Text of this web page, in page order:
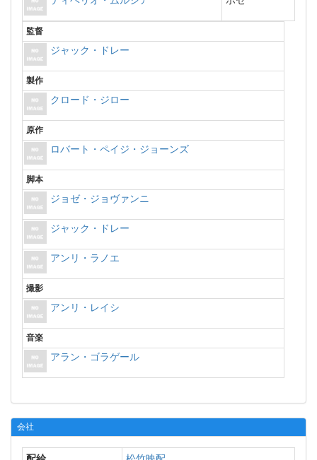
監督
ジャック・ドレー
製作
クロード・ジロー
原作
ロバート・ペイジ・ジョーンズ
脚本
ジョゼ・ジョヴァンニ
ジャック・ドレー
アンリ・ラノエ
撮影
アンリ・レイシ
音楽
アラン・ゴラゲール
会社